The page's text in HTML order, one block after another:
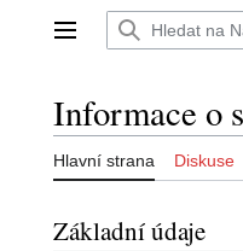
Hlavní menu
Informace o
Hlavní strana Diskuse
Základní údaje